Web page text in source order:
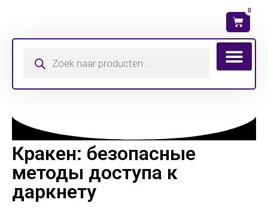
0
Кракен: безопасные
методы доступа к
даркнету